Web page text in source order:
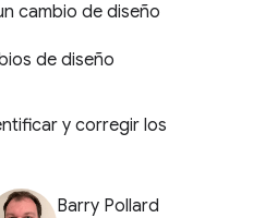
cambio de diseño
de diseño
y corregir los
Barry Pollard